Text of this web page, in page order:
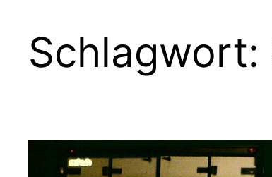
Schlagwort: